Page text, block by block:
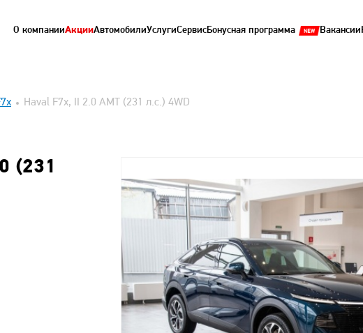
О компанииАкцииАвтомобилиУслугиСервисБонусная программа Вакансии
Haval F7x, II 2.0 AMT (231 л.с.) 4WD
(231